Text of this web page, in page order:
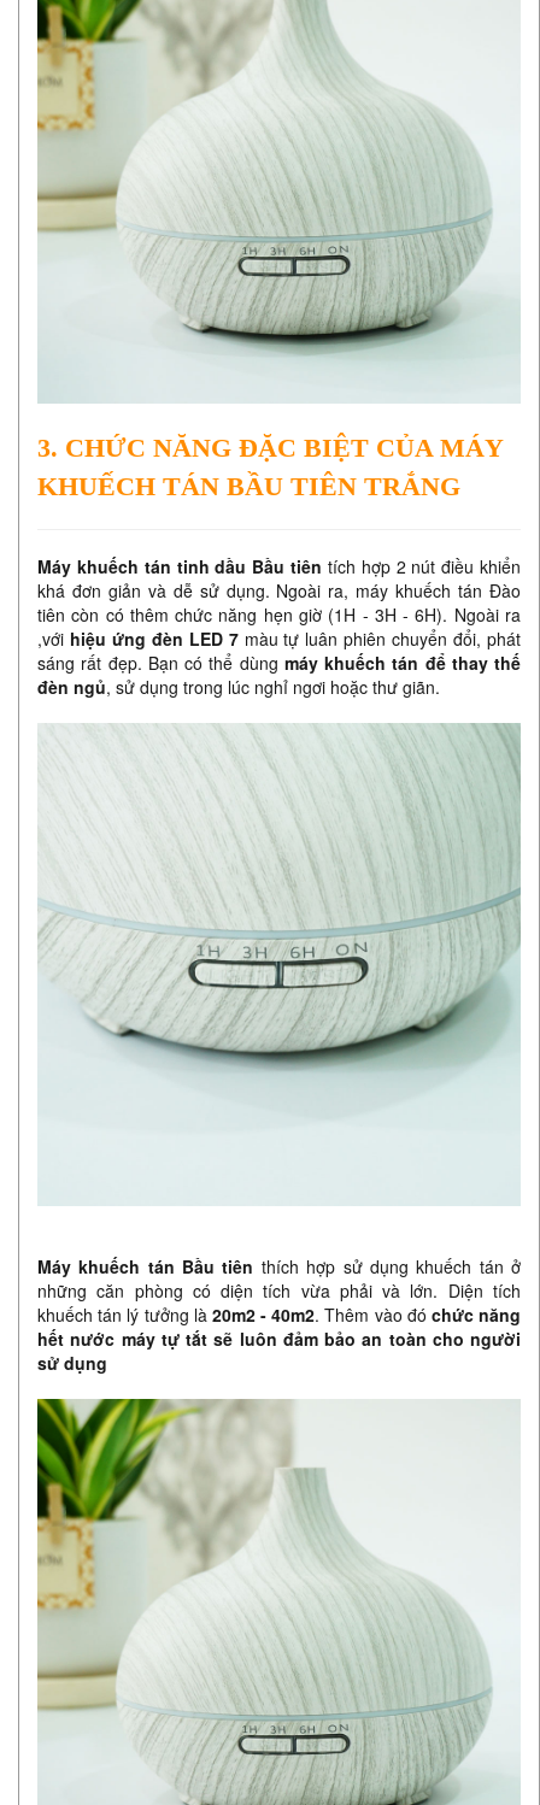
3. CHỨC NĂNG ĐẶC BIỆT CỦA MÁY
KHUẾCH TÁN BẦU TIÊN TRẮNG
Máy khuếch tán tinh dầu Bầu tiên tích hợp 2 nút điều khiển
khá đơn giản và dễ sử dụng. Ngoài ra, máy khuếch tán Đào
tiên còn có thêm chức năng hẹn giờ (1H - 3H - 6H). ​Ngoài ra
,với hiệu ứng đèn LED 7màu tự luân phiên chuyển đổi, phát
sáng rất đẹp. Bạn có thể dùng máy khuếch tán để thay thế
đèn ngủ, sử dụng trong lúc nghỉ ngơi hoặc thư giãn.
Máy khuếch tán Bầu tiên thích hợp sử dụng khuếch tán ở
những căn phòng có diện tích vừa phải và lớn. Diện tích
khuếch tán lý tưởng là 20m2 - 40m2. Thêm vào đó chức năng
hết nước máy tự tắt sẽ luôn đảm bảo an toàn cho người
sử dụng